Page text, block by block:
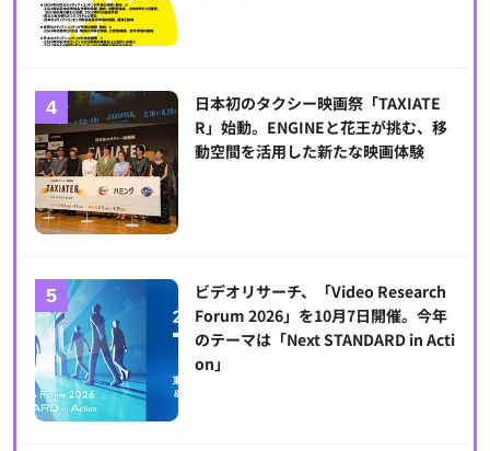
日本初のタクシー映画祭「TAXIATE
R」始動。ENGINEと花王が挑む、移
動空間を活用した新たな映画体験
ビデオリサーチ、「Video Research
Forum 2026」を10月7日開催。今年
のテーマは「Next STANDARD in Acti
on」